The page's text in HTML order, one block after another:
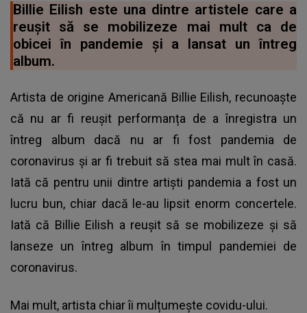
Billie Eilish este una dintre artistele care a
reușit să se mobilizeze mai mult ca de
obicei în pandemie și a lansat un întreg
album.
Artista de origine Americană Billie Eilish, recunoaște
că nu ar fi reușit performanța de a înregistra un
întreg album dacă nu ar fi fost pandemia de
coronavirus și ar fi trebuit să stea mai mult în casă.
Iată că pentru unii dintre artiști pandemia a fost un
lucru bun, chiar dacă le-au lipsit enorm concertele.
Iată că Billie Eilish a reușit să se mobilizeze și să
lanseze un întreg album în timpul pandemiei de
coronavirus.
Mai mult, artista chiar îi mulțumește covidu-ului.